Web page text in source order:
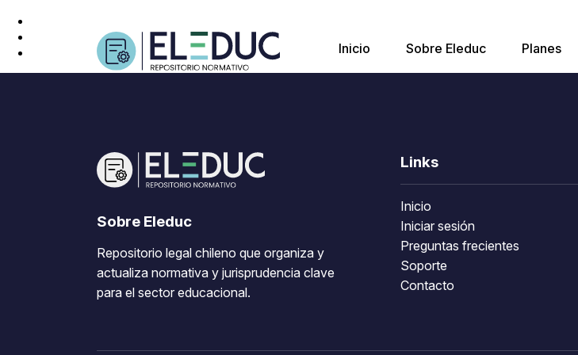
Inicio Sobre Eleduc Planes
Sobre Eleduc
Repositorio legal chileno que organiza y
actualiza normativa y jurisprudencia clave
para el sector educacional.
Links
Inicio
Iniciar sesión
Preguntas frecientes
Soporte
Contacto